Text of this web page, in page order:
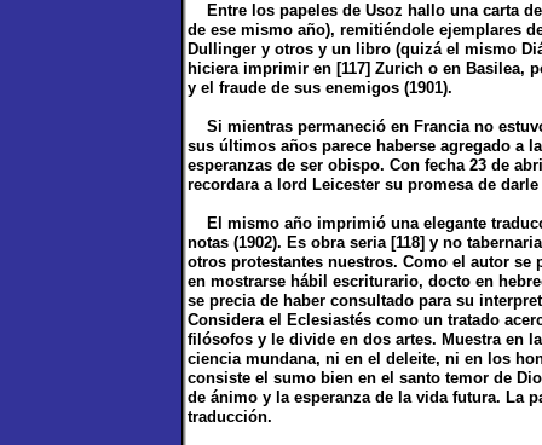
Entre los papeles de Usoz hallo una carta
de ese mismo año), remitiéndole ejemplares
Dullinger y otros y un libro (quizá el mismo
hiciera imprimir en [117] Zurich o en Basilea,
y el fraude de sus enemigos (1901).
Si mientras permaneció en Francia no
sus últimos años parece haberse agregado a
esperanzas de ser obispo. Con fecha 23 de
recordara a lord Leicester su promesa de
El mismo año imprimió una elegante
notas (1902). Es obra seria [118] y no
otros protestantes nuestros. Como el autor
en mostrarse hábil escriturario, docto en
se precia de haber consultado para su
Considera el Eclesiastés como un tratado
filósofos y le divide en dos artes. Muestra en
ciencia mundana, ni en el deleite, ni en los
consiste el sumo bien en el santo temor de
de ánimo y la esperanza de la vida futura. La
traducción.